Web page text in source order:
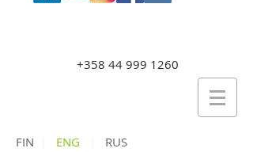
+358 44 999 1260
FIN ENG RUS